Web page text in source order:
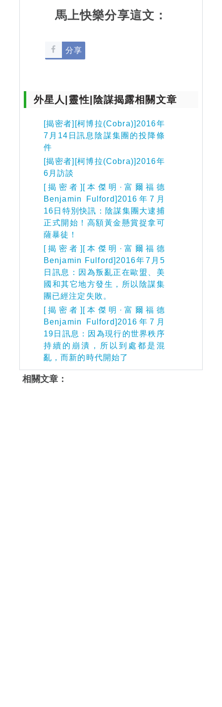
馬上快樂分享這文：
分享
外星人|靈性|陰謀揭露相關文章
[揭密者][柯博拉(Cobra)]2016年
7月14日訊息陰謀集團的投降條
件
[揭密者][柯博拉(Cobra)]2016年
6月訪談
[揭密者][本傑明·富爾福德
Benjamin Fulford]2016年7月
16日特別快訊：陰謀集團大逮捕
正式開始！高額黃金懸賞捉拿可
薩暴徒！
[揭密者][本傑明·富爾福德
Benjamin Fulford]2016年7月5
日訊息：因為叛亂正在歐盟、美
國和其它地方發生，所以陰謀集
團已經注定失敗。
[揭密者][本傑明·富爾福德
Benjamin Fulford]2016年7月
19日訊息：因為現行的世界秩序
持續的崩潰，所以到處都是混
亂，而新的時代開始了
相關文章：